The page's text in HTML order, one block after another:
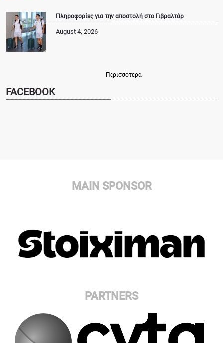
Πληροφορίες για την αποστολή στο Γιβραλτάρ
August 4, 2026
Περισσότερα
FACEBOOK
MAIN SPONSOR
PARTNERS